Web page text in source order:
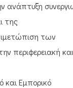
ανάπτυξη
της
των
περιφερειακή και
και Εμπορικό